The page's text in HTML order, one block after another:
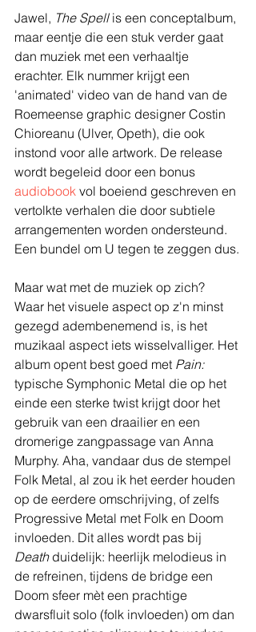
Jawel, The Spell is een conceptalbum,
maar eentje die een stuk verder gaat
dan muziek met een verhaaltje
erachter. Elk nummer krijgt een
'animated' video van de hand van de
Roemeense graphic designer Costin
Chioreanu (Ulver, Opeth), die ook
instond voor alle artwork. De release
wordt begeleid door een bonus
audiobook vol boeiend geschreven en
vertolkte verhalen die door subtiele
arrangementen worden ondersteund.
Een bundel om U tegen te zeggen dus.
Maar wat met de muziek op zich?
Waar het visuele aspect op z'n minst
gezegd adembenemend is, is het
muzikaal aspect iets wisselvalliger. Het
album opent best goed met Pain:
typische Symphonic Metal die op het
einde een sterke twist krijgt door het
gebruik van een draailier en een
dromerige zangpassage van Anna
Murphy. Aha, vandaar dus de stempel
Folk Metal, al zou ik het eerder houden
op de eerdere omschrijving, of zelfs
Progressive Metal met Folk en Doom
invloeden. Dit alles wordt pas bij
Death duidelijk: heerlijk melodieus in
de refreinen, tijdens de bridge een
Doom sfeer mèt een prachtige
dwarsfluit solo (folk invloeden) om dan